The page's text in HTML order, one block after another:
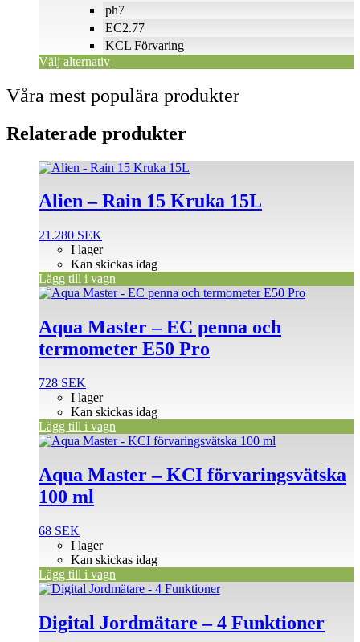
ph7
EC2.77
KCL Förvaring
Välj alternativ
Våra mest populära produkter
Relaterade produkter
Alien – Rain 15 Kruka 15L
21.280 SEK
I lager
Kan skickas idag
Lägg till i vagn
Aqua Master – EC penna och
termometer E50 Pro
728 SEK
I lager
Kan skickas idag
Lägg till i vagn
Aqua Master – KCI förvaringsvätska
100 ml
68 SEK
I lager
Kan skickas idag
Lägg till i vagn
Digital Jordmätare – 4 Funktioner